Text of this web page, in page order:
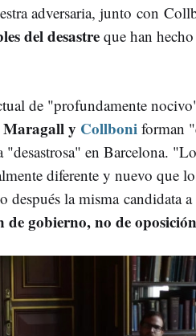
adversaria, junto con
del desastreque han
de "profundamente
y Collboni forman
en Barcelona.
diferente y nuevo que
después la misma candidata a
de gobierno, no de